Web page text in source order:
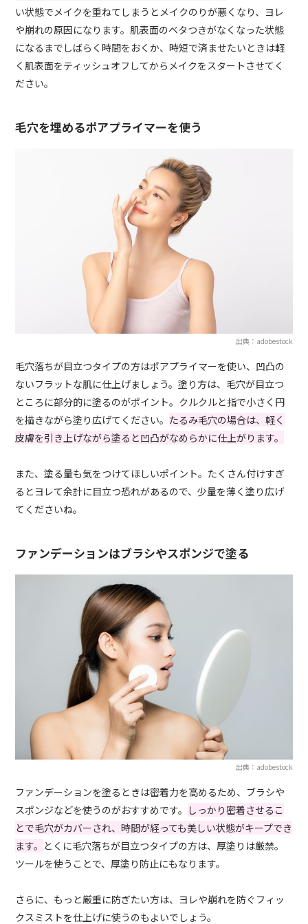
い状態でメイクを重ねてしまうとメイクのりが悪くなり、ヨレ
や崩れの原因になります。肌表面のベタつきがなくなった状態
になるまでしばらく時間をおくか、時短で済ませたいときは軽
く肌表面をティッシュオフしてからメイクをスタートさせてく
ださい。
毛穴を埋めるポアプライマーを使う
出典：adobestock
毛穴落ちが目立つタイプの方はポアプライマーを使い、凹凸の
ないフラットな肌に仕上げましょう。塗り方は、毛穴が目立つ
ところに部分的に塗るのがポイント。クルクルと指で小さく円
を描きながら塗り広げてください。 たるみ毛穴の場合は、軽く
皮膚を引き上げながら塗ると凹凸がなめらかに仕上がります。
また、塗る量も気をつけてほしいポイント。たくさん付けすぎ
るとヨレて余計に目立つ恐れがあるので、少量を薄く塗り広げ
てくださいね。
ファンデーションはブラシやスポンジで塗る
出典：adobestock
ファンデーションを塗るときは密着力を高めるため、ブラシや
スポンジなどを使うのがおすすめです。 しっかり密着させるこ
とで毛穴がカバーされ、時間が経っても美しい状態がキープでき
ます。 とくに毛穴落ちが目立つタイプの方は、厚塗りは厳禁。
ツールを使うことで、厚塗り防止にもなります。
さらに、もっと厳重に防ぎたい方は、ヨレや崩れを防ぐフィッ
クスミストを仕上げに使うのもよいでしょう。